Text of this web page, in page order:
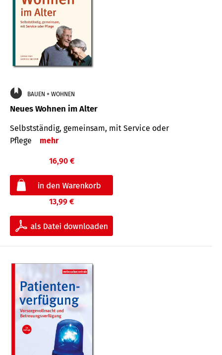
BAUEN + WOHNEN
Neues Wohnen im Alter
Selbstständig, gemeinsam, mit Service oder
Pflege
mehr
16,90 €
13,99 €